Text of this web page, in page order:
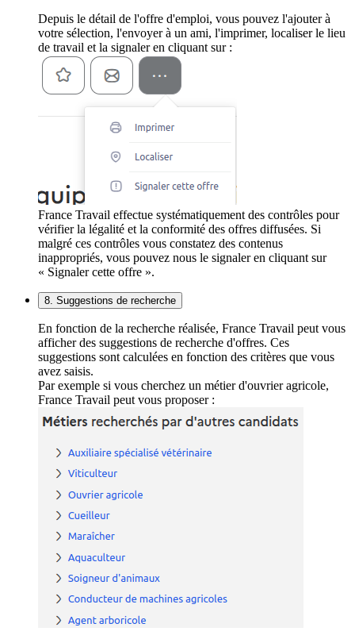
Depuis le détail de l'offre d'emploi, vous pouvez l'ajouter à
votre sélection, l'envoyer à un ami, l'imprimer, localiser le lieu
de travail et la signaler en cliquant sur :
France Travail effectue systématiquement des contrôles pour
vérifier la légalité et la conformité des offres diffusées. Si
malgré ces contrôles vous constatez des contenus
inappropriés, vous pouvez nous le signaler en cliquant sur
« Signaler cette offre ».
8. Suggestions de recherche
En fonction de la recherche réalisée, France Travail peut vous
afficher des suggestions de recherche d'offres. Ces
suggestions sont calculées en fonction des critères que vous
avez saisis.
Par exemple si vous cherchez un métier d'ouvrier agricole,
France Travail peut vous proposer :